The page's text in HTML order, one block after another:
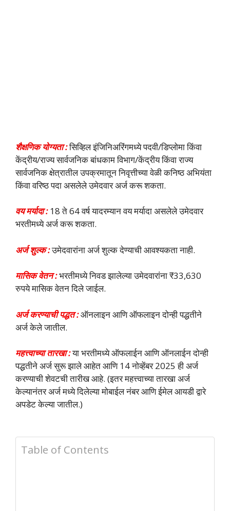
शैक्षणिक योग्यता :सिव्हिल इंजिनिअरिंगमध्ये पदवी/डिप्लोमा किंवा
केंद्रीय/राज्य सार्वजनिक बांधकाम विभाग/केंद्रीय किंवा राज्य
सार्वजनिक क्षेत्रातील उपक्रमातून निवृत्तीच्या वेळी कनिष्ठ अभियंता
किंवा वरिष्ठ पदा असलेले उमेदवार अर्ज करू शकता.
वय मर्यादा :18 ते 64 वर्ष यादरम्यान वय मर्यादा असलेले उमेदवार
भरतीमध्ये अर्ज करू शकता.
अर्ज शुल्क :उमेदवारांना अर्ज शुल्क देण्याची आवश्यकता नाही.
मासिक वेतन :भरतीमध्ये निवड झालेल्या उमेदवारांना ₹33,630
रुपये मासिक वेतन दिले जाईल.
अर्ज करण्याची पद्धत :ऑनलाइन आणि ऑफलाइन दोन्ही पद्धतीने
अर्ज केले जातील.
महत्त्वाच्या तारखा :या भरतीमध्ये ऑफलाईन आणि ऑनलाईन दोन्ही
पद्धतीने अर्ज सुरू झाले आहेत आणि 14 नोव्हेंबर 2025 ही अर्ज
करण्याची शेवटची तारीख आहे. (इतर महत्त्वाच्या तारखा अर्ज
केल्यानंतर अर्ज मध्ये दिलेल्या मोबाईल नंबर आणि ईमेल आयडी द्वारे
अपडेट केल्या जातील.)
Table of Contents